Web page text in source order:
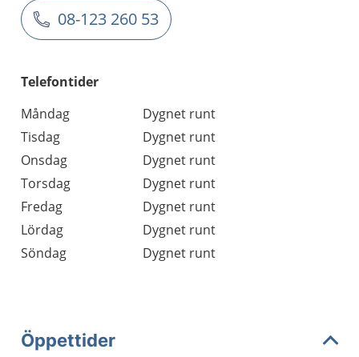
08-123 260 53
Telefontider
Måndag
Dygnet runt
Tisdag
Dygnet runt
Onsdag
Dygnet runt
Torsdag
Dygnet runt
Fredag
Dygnet runt
Lördag
Dygnet runt
Söndag
Dygnet runt
Öppettider